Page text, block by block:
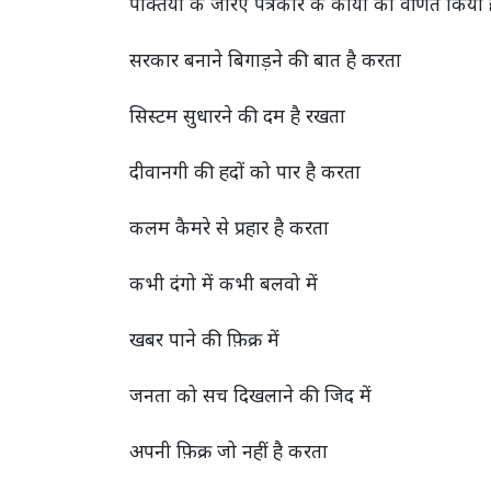
सरकार बनाने बिगाड़ने की बात है करता
सिस्टम सुधारने की दम है रखता
दीवानगी की हदों को पार है करता
कलम कैमरे से प्रहार है करता
कभी दंगो में कभी बलवो में
खबर पाने की फ़िक्र में
जनता को सच दिखलाने की जिद में
अपनी फ़िक्र जो नहीं है करता